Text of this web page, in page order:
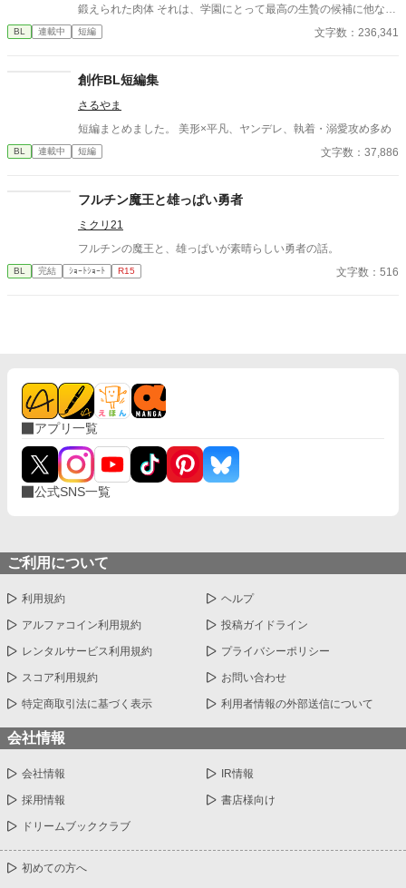
鍛えられた肉体 それは、学園にとって最高の生贄の候補に他なら
なかった 至高の筋肉を持つ、精神を削られ意志をなくした青年を
太古の神に捧げるため、“水”、“風”、“土”の信奉者達が暗躍する 意
校で繰り広げられるダークファンタジー
BL 連載中 短編 文字数：236,341
創作BL短編集
さるやま
短編まとめました。 美形×平凡、ヤンデレ、執着・溺愛攻め多め
BL 連載中 短編 文字数：37,886
フルチン魔王と雄っぱい勇者
ミクリ21
フルチンの魔王と、雄っぱいが素晴らしい勇者の話。
BL 完結 ｼｮｰﾄｼｮｰﾄ R15 文字数：516
アプリ一覧
公式SNS一覧
ご利用について
利用規約 ヘルプ
アルファコイン利用規約 投稿ガイドライン
レンタルサービス利用規約 プライバシーポリシー
スコア利用規約 お問い合わせ
特定商取引法に基づく表示 利用者情報の外部送信について
会社情報
会社情報 IR情報
採用情報 書店様向け
ドリームブッククラブ
初めての方へ